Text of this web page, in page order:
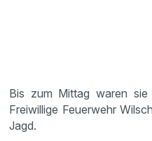
Bis zum Mittag waren sie
Freiwillige Feuerwehr
Jagd.